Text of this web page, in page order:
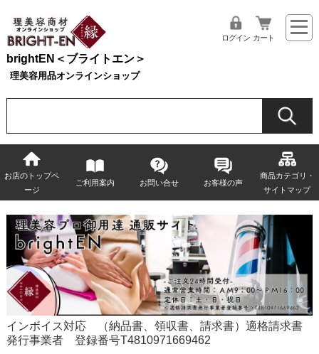
brightEN＜ブライトエン＞
理美容用品オンラインショップ
ログイン カート
お店のトップペ
ージ
ご利用案内 お問い合せ お客様の声
商品カテゴリ・
サイトマップ
インボイス対応 （納品書、領収書、請求書）適格請求書
発行事業者 登録番号T4810971669462